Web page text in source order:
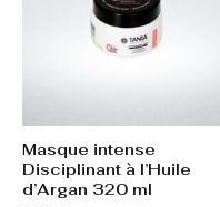
Masque intense
Disciplinant à l’Huile
d’Argan 320 ml